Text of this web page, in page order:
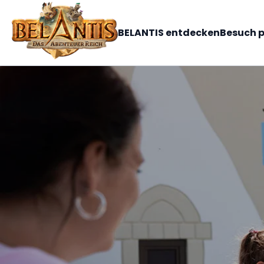
BELANTIS entdeckenBesuch